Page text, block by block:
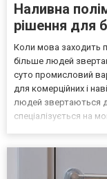
Наливна
рішення для
Коли мова заходить
більше людей
суто промисловий
для комерційних і
людей звертаються
спеціалізується на